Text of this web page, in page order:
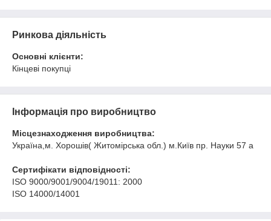
Ринкова діяльність
Основні клієнти:
Кінцеві покупці
Інформація про виробництво
Місцезнаходження виробництва:
Україна,м. Хорошів( Житомірська обл.) м.Київ пр. Науки 57 а
Сертифікати відповідності:
ISO 9000/9001/9004/19011: 2000
ISO 14000/14001